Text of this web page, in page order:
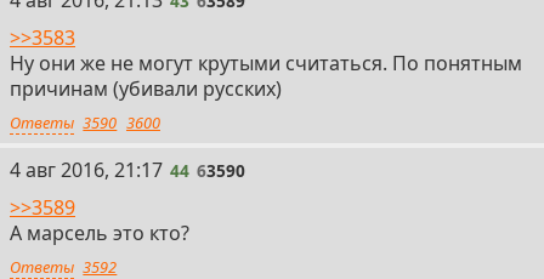
>>3583
Ну они же не могут крутыми считаться. По понятным
причинам (убивали русских)
Ответы 3590 3600
44
4 авг 2016, 21:17 44 63590
>>3589
А марсель это кто?
Ответы 3592